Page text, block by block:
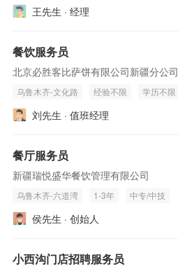
王先生 · 经理
餐饮服务员
北京必胜客比萨饼有限公司新疆分公司
乌鲁木齐-文化路 经验不限 学历不限
刘先生 · 值班经理
餐厅服务员
新疆瑞悦盛华餐饮管理有限公司
乌鲁木齐-六道湾 1-3年 中专/中技
侯先生 · 创始人
小西沟门店招聘服务员